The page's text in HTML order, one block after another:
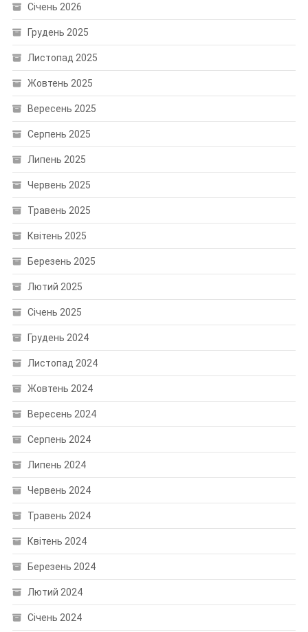
Січень 2026
Грудень 2025
Листопад 2025
Жовтень 2025
Вересень 2025
Серпень 2025
Липень 2025
Червень 2025
Травень 2025
Квітень 2025
Березень 2025
Лютий 2025
Січень 2025
Грудень 2024
Листопад 2024
Жовтень 2024
Вересень 2024
Серпень 2024
Липень 2024
Червень 2024
Травень 2024
Квітень 2024
Березень 2024
Лютий 2024
Січень 2024